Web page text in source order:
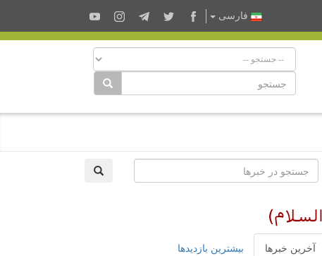
فارسى
آخرین خبرها بیشترین بازدیدها